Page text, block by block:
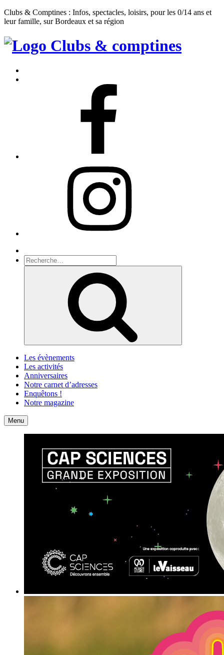
Clubs & Comptines : Infos, spectacles, loisirs, pour les 0/14 ans et
leur famille, sur Bordeaux et sa région
Clubs
Comptines
Recherche
pour
Les évènements
Les activités
Anniversaires
Notre carnet d’adresses
Enquêtons !
Notre magazine
Accueil
Menu Contact